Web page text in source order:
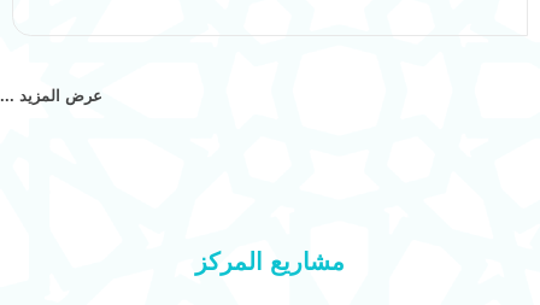
عرض المزيد ...
مشاريع المركز